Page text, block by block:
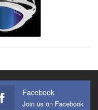
Facebook
Join us on Facebook